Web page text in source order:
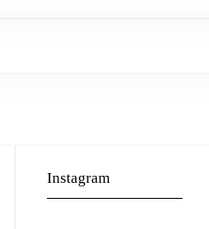
Instagram